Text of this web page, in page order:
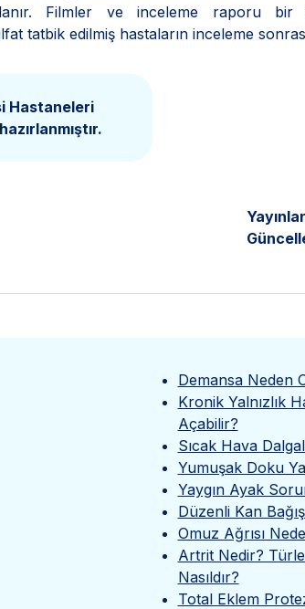
Filmler ve inceleme raporu
tatbik edilmiş hastaların inceleme
Hastaneleri
Demansa Neden
Kronik Yalnızlık
Açabilir?
Sıcak Hava
Yumuşak Doku
Yaygın Ayak
Düzenli Kan
Omuz Ağrısı
Artrit Nedir?
Nasıldır?
Total Eklem